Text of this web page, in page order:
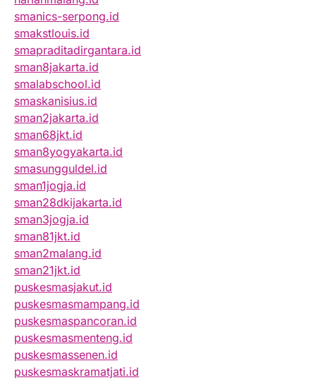
smanics-serpong.id
smakstlouis.id
smapraditadirgantara.id
sman8jakarta.id
smalabschool.id
smaskanisius.id
sman2jakarta.id
sman68jkt.id
sman8yogyakarta.id
smasungguldel.id
sman1jogja.id
sman28dkijakarta.id
sman3jogja.id
sman81jkt.id
sman2malang.id
sman21jkt.id
puskesmasjakut.id
puskesmasmampang.id
puskesmaspancoran.id
puskesmasmenteng.id
puskesmassenen.id
puskesmaskramatjati.id